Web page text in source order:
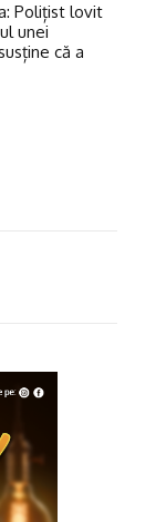
Polițist lovit
unei
că a